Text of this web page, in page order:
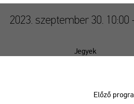
2023. szeptember 30. 10:00
Jegyek
Előző